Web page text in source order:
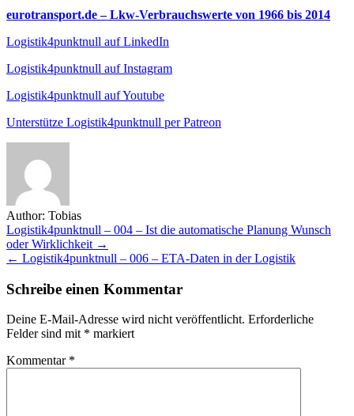
eurotransport.de – Lkw-Verbrauchswerte von 1966 bis 2014
Logistik4punktnull auf LinkedIn
Logistik4punktnull auf Instagram
Logistik4punktnull auf Youtube
Unterstütze Logistik4punktnull per Patreon
Author: Tobias
Beitragsnavigation
Logistik4punktnull – 004 – Ist die automatische Planung Wunsch
oder Wirklichkeit →
← Logistik4punktnull – 006 – ETA-Daten in der Logistik
Schreibe einen Kommentar
Deine E-Mail-Adresse wird nicht veröffentlicht. Erforderliche
Felder sind mit * markiert
Kommentar *